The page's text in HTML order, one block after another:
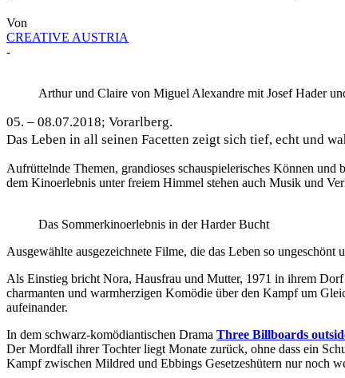
Von
CREATIVE AUSTRIA
-
Arthur und Claire von Miguel Alexandre mit Josef Hader
05. – 08.07.2018; Vorarlberg.
Das Leben in all seinen Facetten zeigt sich tief, echt und
Aufrüttelnde Themen, grandioses schauspielerisches Können
dem Kinoerlebnis unter freiem Himmel stehen auch Musik und
Das Sommerkinoerlebnis in der Harder Bucht
Ausgewählte ausgezeichnete Filme, die das Leben so
Als Einstieg bricht Nora, Hausfrau und Mutter, 1971 in ihrem
charmanten und warmherzigen Komödie über den Kampf um
aufeinander.
In dem schwarz-komödiantischen Drama Three Billboards
Der Mordfall ihrer Tochter liegt Monate zurück, ohne dass ein
Kampf zwischen Mildred und Ebbings Gesetzeshütern nur noch